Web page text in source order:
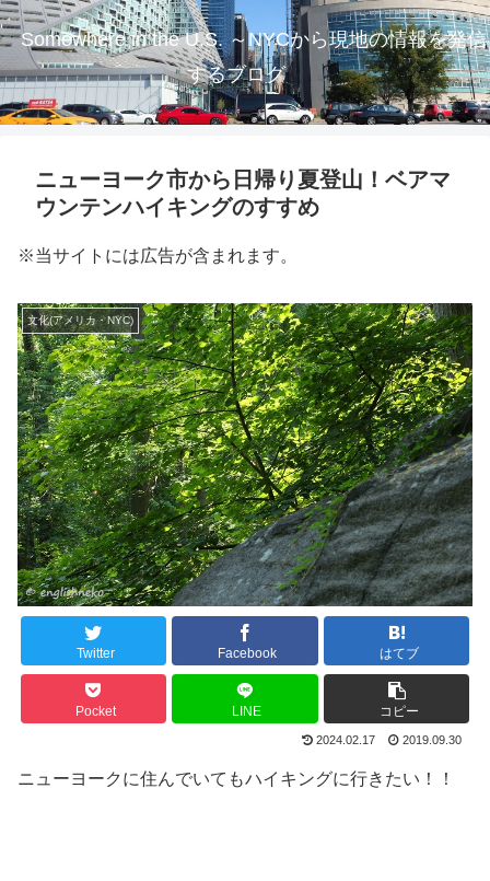
Somewhere in the U.S. ～NYCから現地の情報を発信
するブログ
ニューヨーク市から日帰り夏登山！ベアマ
ウンテンハイキングのすすめ
※当サイトには広告が含まれます。
文化(アメリカ・NYC)
Twitter Facebook はてブ
Pocket LINE コピー
2024.02.17 2019.09.30
ニューヨークに住んでいてもハイキングに行きたい！！